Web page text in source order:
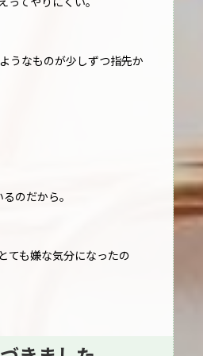
うなものが少しずつ指先か
のだから。
ても嫌な気分になったの